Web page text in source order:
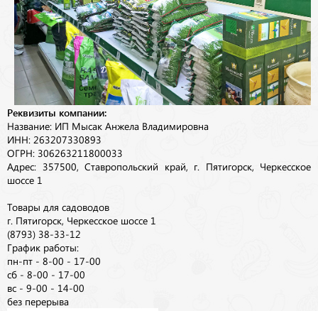
Реквизиты компании:
Название: ИП Мысак Анжела Владимировна
ИНН: 263207330893
ОГРН: 306263211800033
Адрес: 357500, Ставропольский край, г. Пятигорск, Черкесское
шоссе 1
Товары для садоводов
г. Пятигорск, Черкесское шоссе 1
(8793) 38-33-12
График работы:
пн-пт - 8-00 - 17-00
сб - 8-00 - 17-00
вс - 9-00 - 14-00
без перерыва